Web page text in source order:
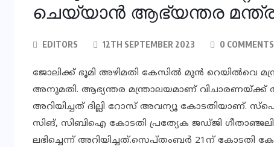
ചെയ്യാൻ ആഭ്യന്തര
EDITORS 12TH SEPTEMBER 2023 0 COMMENTS
ജോലിക്ക് ഭൂമി അഴിമതി കേസില്‍ മുൻ റെയില്‍വെ
അനുമതി. ആഭ്യന്തര മന്ത്രാലയമാണ്
അറിയിച്ചത് ദില്ലി റോസ് അവന്യൂ കോടതിയാണ്.
സിങ്, സിബിഐ കോടതി പ്രത്യേക ജഡ്ജി
ലഭിച്ചെന്ന് അറിയിച്ചത്.സെപ്തംബർ 21ന് കോടതി